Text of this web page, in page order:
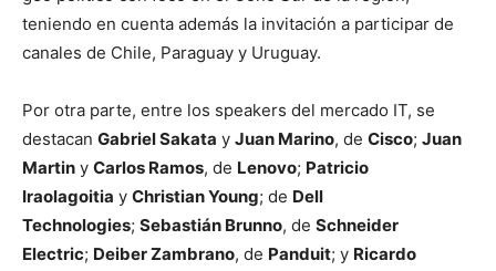
teniendo en cuenta además la invitación a participar de
canales de Chile, Paraguay y Uruguay.
Por otra parte, entre los speakers del mercado IT, se
destacan Gabriel Sakata y Juan Marino, de Cisco; Juan
Martin y Carlos Ramos, de Lenovo; Patricio
Iraolagoitia y Christian Young; de Dell
Technologies; Sebastián Brunno, de Schneider
Electric; Deiber Zambrano, de Panduit; y Ricardo